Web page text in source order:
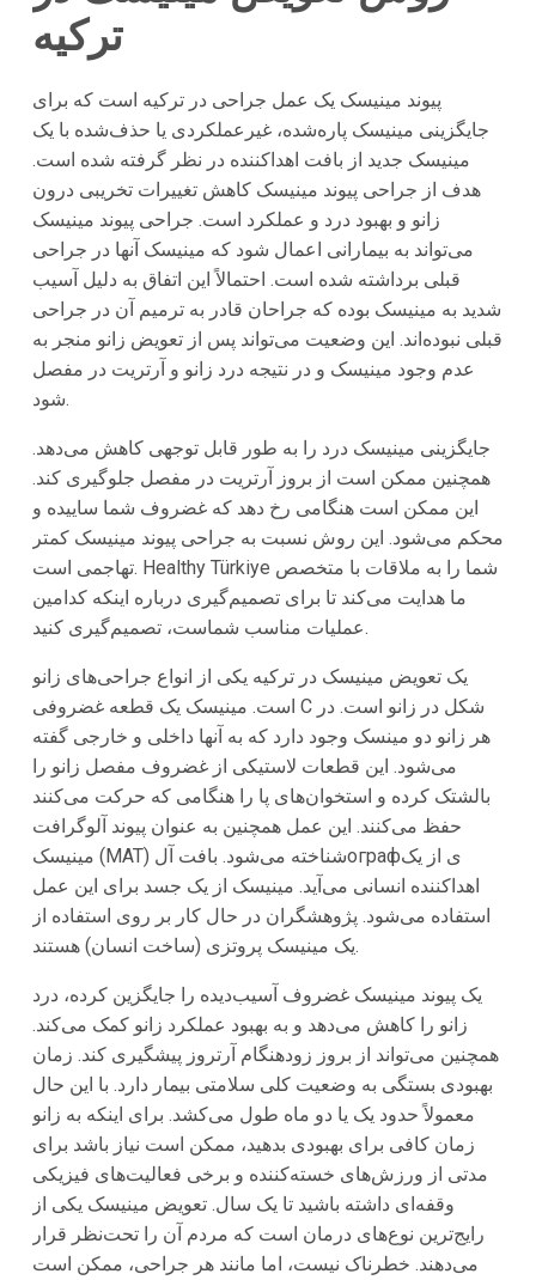
ترکیه
پیوند مینیسک یک عمل جراحی در ترکیه است که برای
جایگزینی مینیسک پاره‌شده، غیرعملکردی یا حذف‌شده با یک
مینیسک جدید از بافت اهداکننده در نظر گرفته شده است.
هدف از جراحی پیوند مینیسک کاهش تغییرات تخریبی درون
زانو و بهبود درد و عملکرد است. جراحی پیوند مینیسک
می‌تواند به بیمارانی اعمال شود که مینیسک آنها در جراحی
قبلی برداشته شده است. احتمالاً این اتفاق به دلیل آسیب
شدید به مینیسک بوده که جراحان قادر به ترمیم آن در جراحی
قبلی نبوده‌اند. این وضعیت می‌تواند پس از تعویض زانو منجر به
عدم وجود مینیسک و در نتیجه درد زانو و آرتریت در مفصل
شود.
جایگزینی مینیسک درد را به طور قابل توجهی کاهش می‌دهد.
همچنین ممکن است از بروز آرتریت در مفصل جلوگیری کند.
این ممکن است هنگامی رخ دهد که غضروف شما ساییده و
محکم می‌شود. این روش نسبت به جراحی پیوند مینیسک کمتر
تهاجمی است. Healthy Türkiye شما را به ملاقات با متخصص
ما هدایت می‌کند تا برای تصمیم‌گیری درباره اینکه کدامین
عملیات مناسب شماست، تصمیم‌گیری کنید.
یک تعویض مینیسک در ترکیه یکی از انواع جراحی‌های زانو
است. مینیسک یک قطعه غضروفی C شکل در زانو است. در
هر زانو دو مینسک وجود دارد که به آنها داخلی و خارجی گفته
می‌شود. این قطعات لاستیکی از غضروف مفصل زانو را
بالشتک کرده و استخوان‌های پا را هنگامی که حرکت می‌کنند
حفظ می‌کنند. این عمل همچنین به عنوان پیوند آلوگرافت
مینیسک (MAT) شناخته می‌شود. بافت آلографی از یک
اهداکننده انسانی می‌آید. مینیسک از یک جسد برای این عمل
استفاده می‌شود. پژوهشگران در حال کار بر روی استفاده از
یک مینیسک پروتزی (ساخت انسان) هستند.
یک پیوند مینیسک غضروف آسیب‌دیده را جایگزین کرده، درد
زانو را کاهش می‌دهد و به بهبود عملکرد زانو کمک می‌کند.
همچنین می‌تواند از بروز زودهنگام آرتروز پیشگیری کند. زمان
بهبودی بستگی به وضعیت کلی سلامتی بیمار دارد. با این حال
معمولاً حدود یک یا دو ماه طول می‌کشد. برای اینکه به زانو
زمان کافی برای بهبودی بدهید، ممکن است نیاز باشد برای
مدتی از ورزش‌های خسته‌کننده و برخی فعالیت‌های فیزیکی
وقفه‌ای داشته باشید تا یک سال. تعویض مینیسک یکی از
رایج‌ترین نوع‌های درمان است که مردم آن را تحت‌نظر قرار
می‌دهند. خطرناک نیست، اما مانند هر جراحی، ممکن است